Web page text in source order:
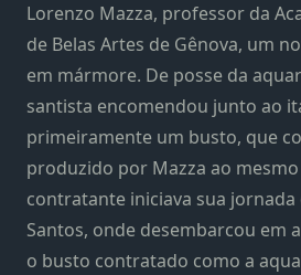
Lorenzo Mazza, professor da
de Belas Artes de Gênova, um
em mármore. De posse da
santista encomendou junto ao
primeiramente um busto, que
produzido por Mazza ao
contratante iniciava sua jornada
Santos, onde desembarcou em
o busto contratado como a